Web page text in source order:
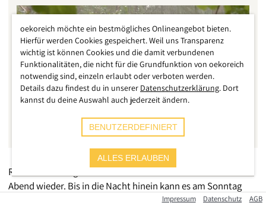
Rote Warnstufe gilt nach dem schönen Wetter auch heute
Abend wieder. Bis in die Nacht hinein kann es am Sonntag
noch zu Unwettern im nördlichen Oberösterreich, vor allem
Impressum Datenschutz AGB
oekoreich möchte ein bestmögliches Onlineangebot bieten.
Hierfür werden Cookies gespeichert. Weil uns Transparenz
wichtig ist können Cookies und die damit verbundenen
Funktionalitäten, die nicht für die Grundfunktion von oekoreich
notwendig sind, einzeln erlaubt oder verboten werden.
Details dazu findest du in unserer Datenschutzerklärung. Dort
kannst du deine Auswahl auch jederzeit ändern.
BENUTZERDEFINIERT
ALLES ERLAUBEN